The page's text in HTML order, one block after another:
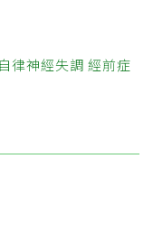
自律神經失調 經前症